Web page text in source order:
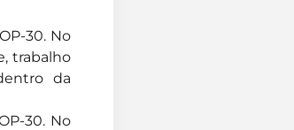
30. No